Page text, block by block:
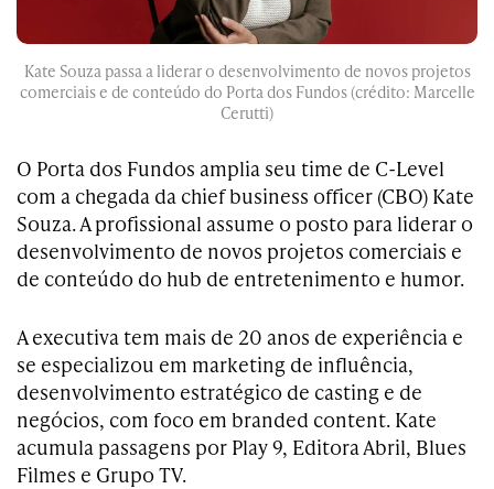
Kate Souza passa a liderar o desenvolvimento de novos projetos
comerciais e de conteúdo do Porta dos Fundos (crédito: Marcelle
Cerutti)
O Porta dos Fundos amplia seu time de C-Level
com a chegada da chief business officer (CBO) Kate
Souza. A profissional assume o posto para liderar o
desenvolvimento de novos projetos comerciais e
de conteúdo do hub de entretenimento e humor.
A executiva tem mais de 20 anos de experiência e
se especializou em marketing de influência,
desenvolvimento estratégico de casting e de
negócios, com foco em branded content. Kate
acumula passagens por Play 9, Editora Abril, Blues
Filmes e Grupo TV.